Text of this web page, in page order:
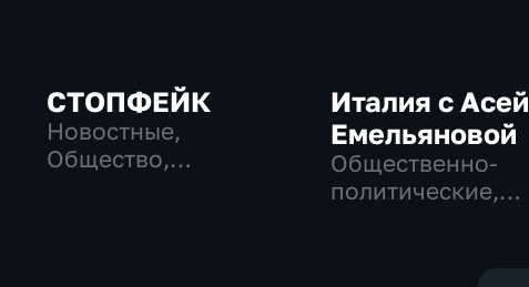
СТОПФЕЙК
Новостные,
Общество,
Италия с Асей
Емельяновой
Общественно-
политические,